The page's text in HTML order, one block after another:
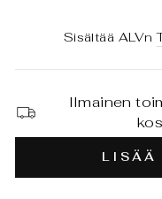
Sisältää ALVn
Ilmainen
LISÄÄ